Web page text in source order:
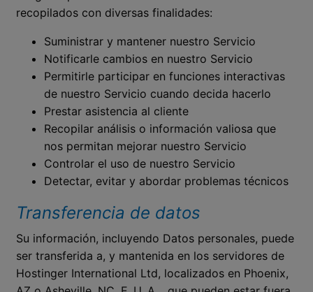
recopilados con diversas finalidades:
Suministrar y mantener nuestro Servicio
Notificarle cambios en nuestro Servicio
Permitirle participar en funciones interactivas
de nuestro Servicio cuando decida hacerlo
Prestar asistencia al cliente
Recopilar análisis o información valiosa que
nos permitan mejorar nuestro Servicio
Controlar el uso de nuestro Servicio
Detectar, evitar y abordar problemas técnicos
Transferencia de datos
Su información, incluyendo Datos personales, puede
ser transferida a, y mantenida en los servidores de
Hostinger International Ltd, localizados en Phoenix,